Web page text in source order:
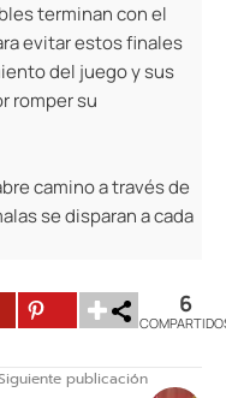
terminan con el
evitar estos finales
del juego y sus
romper su
camino a través de
se disparan a cada
6
publicación